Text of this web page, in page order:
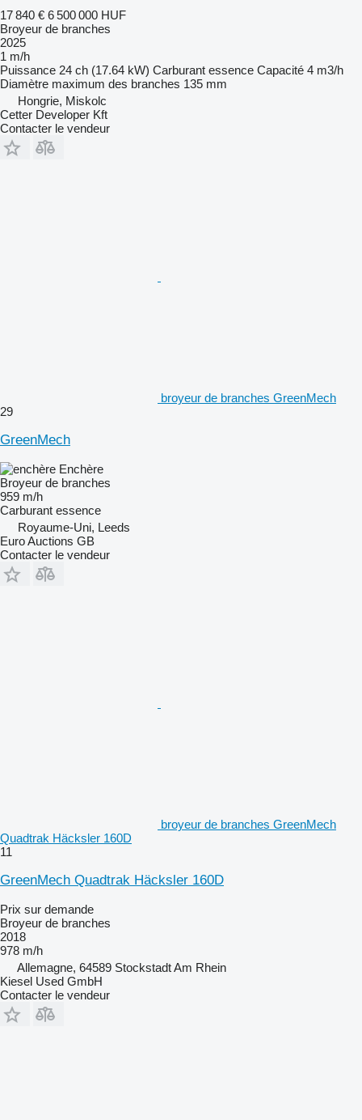
17 840 € 6 500 000 HUF
Broyeur de branches
2025
1 m/h
Puissance 24 ch (17.64 kW) Carburant essence Capacité 4 m3/h
Diamètre maximum des branches 135 mm
Hongrie, Miskolc
Cetter Developer Kft
Contacter le vendeur
broyeur de branches GreenMech
29
GreenMech
Enchère
Broyeur de branches
959 m/h
Carburant essence
Royaume-Uni, Leeds
Euro Auctions GB
Contacter le vendeur
broyeur de branches GreenMech
Quadtrak Häcksler 160D
11
GreenMech Quadtrak Häcksler 160D
Prix sur demande
Broyeur de branches
2018
978 m/h
Allemagne, 64589 Stockstadt Am Rhein
Kiesel Used GmbH
Contacter le vendeur